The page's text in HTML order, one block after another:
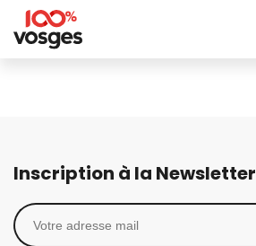
Inscription à la Newsletter